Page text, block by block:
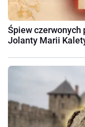
Śpiew czerwonych
Jolanty Marii